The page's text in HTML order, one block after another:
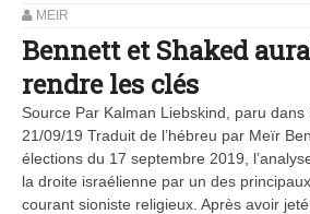
MEIR
Bennett et Shaked
rendre les clés
Source Par Kalman Liebskind, paru
21/09/19 Traduit de l’hébreu par Meïr
élections du 17 septembre 2019,
la droite israélienne par un des
courant sioniste religieux. Après avoir